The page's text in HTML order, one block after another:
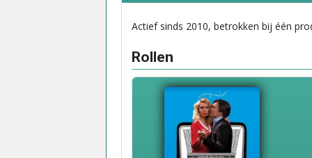
Actief sinds 2010, betrokken bij één
Rollen